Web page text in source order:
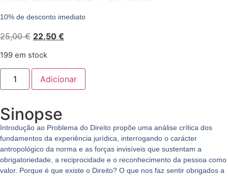
10% de desconto imediato
25,00€ 22,50 €
199 em stock
Adicionar
Sinopse
Introdução ao Problema do Direito propõe uma análise crítica dos
fundamentos da experiência jurídica, interrogando o carácter
antropológico da norma e as forças invisíveis que sustentam a
obrigatoriedade, a reciprocidade e o reconhecimento da pessoa como
valor. Porque é que existe o Direito? O que nos faz sentir obrigados a